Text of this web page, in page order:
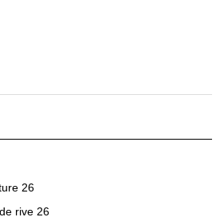
26
rive 26